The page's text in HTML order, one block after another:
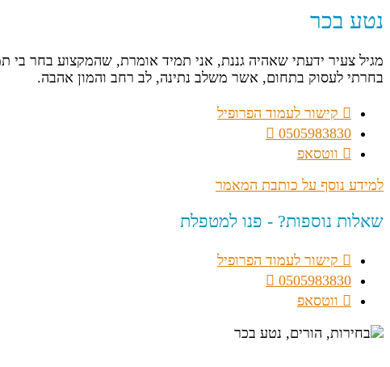
נטע בכר
מגיל צעיר ידעתי שאהיה גננת, אני תמיד אומרת, שהמקצוע בחר בי
בחרתי לעסוק בתחום, אשר משלב נתינה, לב רחב והמון אהבה.
קישור לעמוד הפרופיל
0505983830
ווטסאפ
למידע נוסף על כותבת המאמר
שאלות נוספות? - פנו למטפלת
קישור לעמוד הפרופיל
0505983830
ווטסאפ